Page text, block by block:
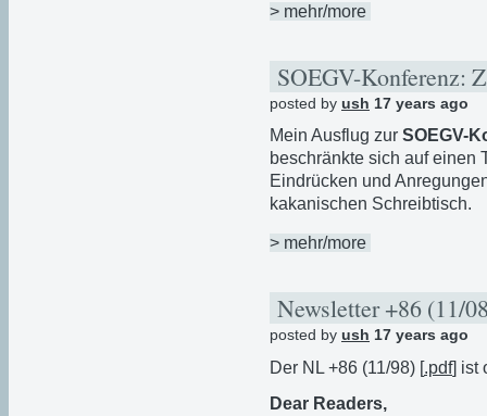
> mehr/more
SOEGV-Konferenz:
posted by ush 17 years ago
Mein Ausflug zur SOEGV-
beschränkte sich auf einen
Eindrücken und
kakanischen Schreibtisch.
> mehr/more
Newsletter +86 (11/
posted by ush 17 years ago
Der NL +86 (11/98) [.pdf] ist
Dear Readers,